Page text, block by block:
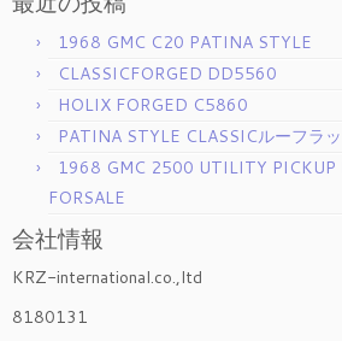
1968 GMC C20 PATINA STYLE
CLASSICFORGED DD5560
HOLIX FORGED C5860
PATINA STYLE CLASSICルーフラ
1968 GMC 2500 UTILITY PICKUP
FORSALE
会社情報
KRZ-international.co.,ltd
8180131